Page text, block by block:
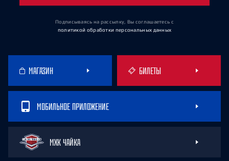
Подписываясь на рассылку, Вы соглашаетесь с
политикой обработки персональных данных
МАГАЗИН БИЛЕТЫ
МОБИЛЬНОЕ ПРИЛОЖЕНИЕ
МХК ЧАЙКА